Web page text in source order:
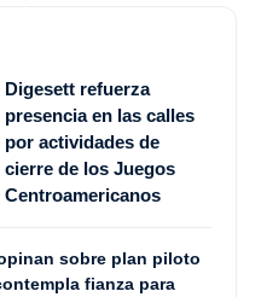
Digesett refuerza
presencia en las calles
por actividades de
cierre de los Juegos
Centroamericanos
sobre plan piloto
fianza para